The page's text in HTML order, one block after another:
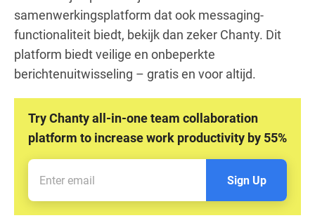
samenwerkingsplatform dat ook messaging-
functionaliteit biedt, bekijk dan zeker Chanty. Dit
platform biedt veilige en onbeperkte
berichtenuitwisseling – gratis en voor altijd.
Try Chanty all-in-one team collaboration
platform to increase work productivity by 55%
Sign Up